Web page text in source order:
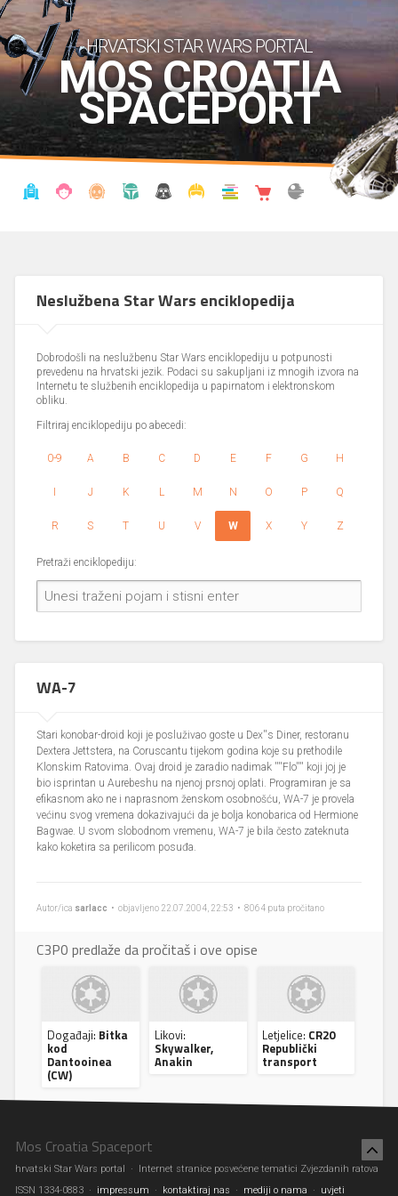
HRVATSKI STAR WARS PORTAL
MOS CROATIA
SPACEPORT
Neslužbena Star Wars enciklopedija
Dobrodošli na neslužbenu Star Wars enciklopediju u potpunosti
prevedenu na hrvatski jezik. Podaci su sakupljani iz mnogih izvora na
Internetu te službenih enciklopedija u papirnatom i elektronskom
obliku.
Filtriraj enciklopediju po abecedi:
0-9 A B C D E F G H
I J K L M N O P Q
R S T U V W X Y Z
Pretraži enciklopediju:
WA-7
Stari konobar-droid koji je posluživao goste u Dex''s Diner, restoranu
Dextera Jettstera, na Coruscantu tijekom godina koje su prethodile
Klonskim Ratovima. Ovaj droid je zaradio nadimak ''''Flo'''' koji joj je
bio isprintan u Aurebeshu na njenoj prsnoj oplati. Programiran je sa
efikasnom ako ne i naprasnom ženskom osobnošću, WA-7 je provela
većinu svog vremena dokazivajući da je bolja konobarica od Hermione
Bagwae. U svom slobodnom vremenu, WA-7 je bila često zateknuta
kako koketira sa perilicom posuđa.
Autor/ica sarlacc • objavljeno 22.07.2004, 22:53 • 8064 puta pročitano
C3P0 predlaže da pročitaš i ove opise
Događaji: Bitka
kod
Dantooinea
(CW)
Likovi:
Skywalker,
Anakin
Letjelice: CR20
Republički
transport
Mos Croatia Spaceport
hrvatski Star Wars portal · Internet stranice posvećene tematici Zvjezdanih ratova
ISSN 1334-0883 ·
impressum · kontaktiraj nas · mediji o nama · uvjeti